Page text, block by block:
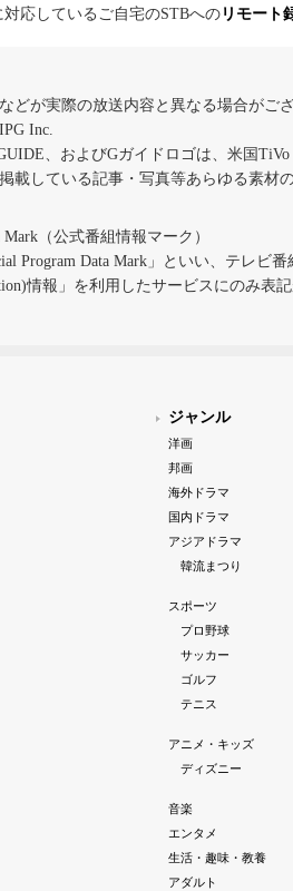
対応しているご自宅のSTBへの リモート
どが実際の放送内容と異なる場合がござ
Inc.
、およびGガイドロゴは、米国
載している記事・写真等あらゆる素材
（公式番組情報マーク）
Program Data Mark」といい、テレビ
情報」を利用したサービスにのみ表
ジャンル
洋画
邦画
海外ドラマ
国内ドラマ
アジアドラマ
韓流まつり
スポーツ
プロ野球
サッカー
ゴルフ
テニス
アニメ・キッズ
ディズニー
音楽
エンタメ
生活・趣味・教養
アダルト